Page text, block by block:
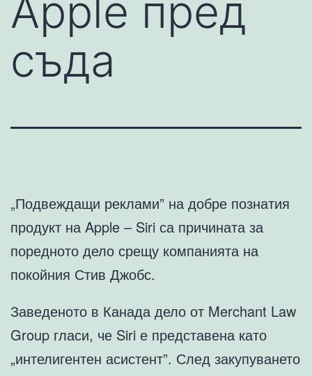
Apple пред
съда
„Подвеждащи реклами” на добре познатия
продукт на Apple – Siri са причината за
поредното дело срещу компанията на
покойния Стив Джобс.
Заведеното в Канада дело от Merchant Law
Group гласи, че Siri е представена като
„интелигентен асистент”. След закупуването